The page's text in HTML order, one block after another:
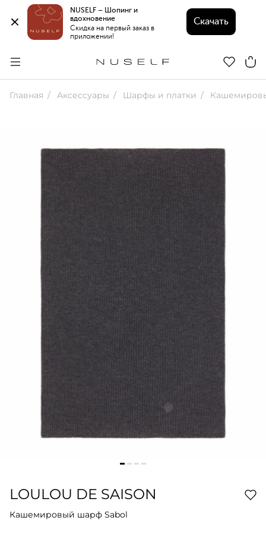
NUSELF – Шопинг и
вдохновение
Скидка на первый заказ в
приложении!
Скачать
Главная Аксессуары Шарфы и платки
LOULOU DE SAISON
Кашемировый шарф Sabol